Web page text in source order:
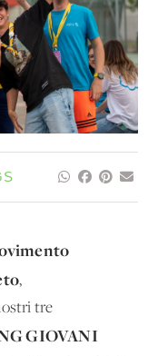
,
tre
GIOVANI